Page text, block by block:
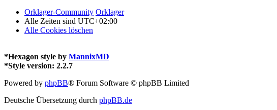
Orklager-Community Orklager
Alle Zeiten sind UTC+02:00
Alle Cookies löschen
*Hexagon style by MannixMD
*Style version: 2.2.7
Powered by phpBB® Forum Software © phpBB Limited
Deutsche Übersetzung durch phpBB.de